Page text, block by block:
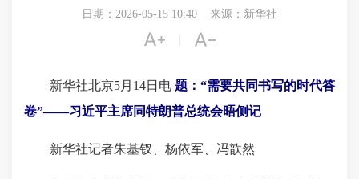
日期：2026-05-15 10:40 来源：新华社
 
新华社北京5月14日电 题：“需要共同书写的时代答
卷”——习近平主席同特朗普总统会晤侧记
新华社记者朱基钗、杨依军、冯歆然